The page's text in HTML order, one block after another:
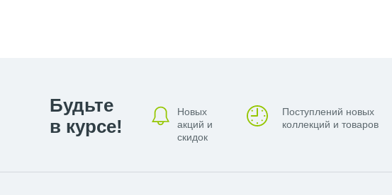
Будьте
в курсе!
Новых
акций и
скидок
Поступлений новых
коллекций и товаров